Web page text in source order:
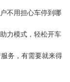
不用担心车停到哪
力模式，轻松开车
务，有需要就来得